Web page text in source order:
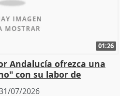
01:26
Andalucía ofrezca una
con su labor de
07/2026